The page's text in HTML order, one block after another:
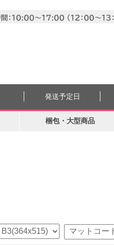
発送予定日
梱包・大型商品